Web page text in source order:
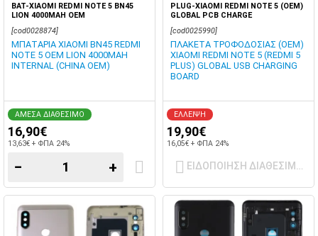
BAT-XIAOMI REDMI NOTE 5 BN45
LION 4000MAH OEM
[cod0028874]
ΜΠΑΤΑΡΙΑ XIAOMI BN45 REDMI
NOTE 5 OEM LION 4000MAH
INTERNAL (CHINA OEM)
ΑΜΕΣΑ ΔΙΑΘΕΣΙΜΟ
16,90€
13,63€ + ΦΠΑ 24%
− +
PLUG-XIAOMI REDMI NOTE 5 (OEM)
GLOBAL PCB CHARGE
[cod0025990]
ΠΛΑΚΕΤΑ ΤΡΟΦΟΔΟΣΙΑΣ (OEM)
XIAOMI REDMI NOTE 5 (REDMI 5
PLUS) GLOBAL USB CHARGING
BOARD
ΕΛΛΕΙΨΗ
19,90€
16,05€ + ΦΠΑ 24%
ΕΙΔΟΠΟΙΗΣΗ